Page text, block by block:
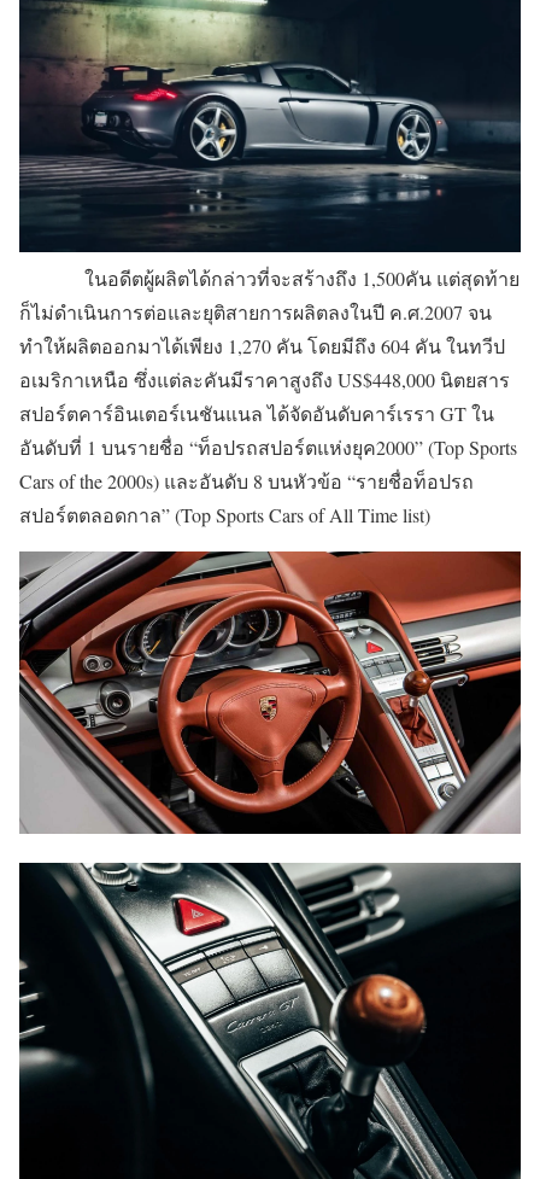
ในอดีตผู้ผลิตได้กล่าวที่จะสร้างถึง 1,500คัน แต่สุดท้าย
ก็ไม่ดำเนินการต่อและยุติสายการผลิตลงในปี ค.ศ.2007 จน
ทำให้ผลิตออกมาได้เพียง 1,270 คัน โดยมีถึง 604 คัน ในทวีป
อเมริกาเหนือ ซึ่งแต่ละคันมีราคาสูงถึง US$448,000 นิตยสาร
สปอร์ตคาร์อินเตอร์เนชันแนล ได้จัดอันดับคาร์เรรา GT ใน
อันดับที่ 1 บนรายชื่อ “ท็อปรถสปอร์ตแห่งยุค2000” (Top Sports
Cars of the 2000s) และอันดับ 8 บนหัวข้อ “รายชื่อท็อปรถ
สปอร์ตตลอดกาล” (Top Sports Cars of All Time list)